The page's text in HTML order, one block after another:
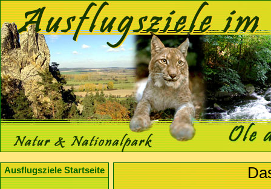
Ausflugsziele Startseite